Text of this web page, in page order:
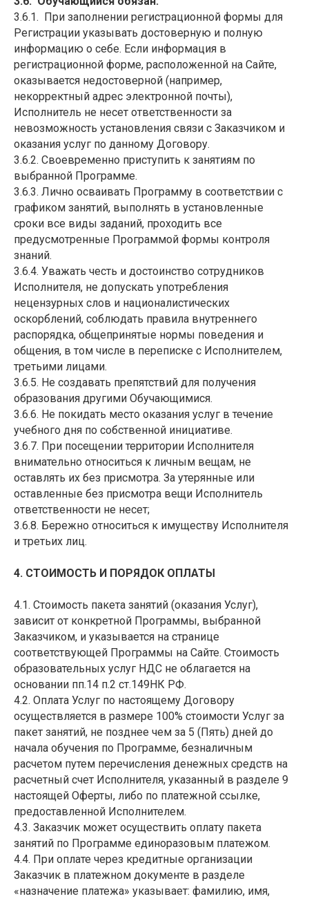
3.6.1. При заполнении регистрационной формы для
Регистрации указывать достоверную и полную
информацию о себе. Если информация в
регистрационной форме, расположенной на Сайте,
оказывается недостоверной (например,
некорректный адрес электронной почты),
Исполнитель не несет ответственности за
невозможность установления связи с Заказчиком и
оказания услуг по данному Договору.
3.6.2. Своевременно приступить к занятиям по
выбранной Программе.
3.6.3. Лично осваивать Программу в соответствии с
графиком занятий, выполнять в установленные
сроки все виды заданий, проходить все
предусмотренные Программой формы контроля
знаний.
3.6.4. Уважать честь и достоинство сотрудников
Исполнителя, не допускать употребления
нецензурных слов и националистических
оскорблений, соблюдать правила внутреннего
распорядка, общепринятые нормы поведения и
общения, в том числе в переписке с Исполнителем,
третьими лицами.
3.6.5. Не создавать препятствий для получения
образования другими Обучающимися.
3.6.6. Не покидать место оказания услуг в течение
учебного дня по собственной инициативе.
3.6.7. При посещении территории Исполнителя
внимательно относиться к личным вещам, не
оставлять их без присмотра. За утерянные или
оставленные без присмотра вещи Исполнитель
ответственности не несет;
3.6.8. Бережно относиться к имуществу Исполнителя
и третьих лиц.
4. СТОИМОСТЬ И ПОРЯДОК ОПЛАТЫ
4.1. Стоимость пакета занятий (оказания Услуг),
зависит от конкретной Программы, выбранной
Заказчиком, и указывается на странице
соответствующей Программы на Сайте. Стоимость
образовательных услуг НДС не облагается на
основании пп.14 п.2 ст.149НК РФ.
4.2. Оплата Услуг по настоящему Договору
осуществляется в размере 100% стоимости Услуг за
пакет занятий, не позднее чем за 5 (Пять) дней до
начала обучения по Программе, безналичным
расчетом путем перечисления денежных средств на
расчетный счет Исполнителя, указанный в разделе 9
настоящей Оферты, либо по платежной ссылке,
предоставленной Исполнителем.
4.3. Заказчик может осуществить оплату пакета
занятий по Программе единоразовым платежом.
4.4. При оплате через кредитные организации
Заказчик в платежном документе в разделе
«назначение платежа» указывает: фамилию, имя,